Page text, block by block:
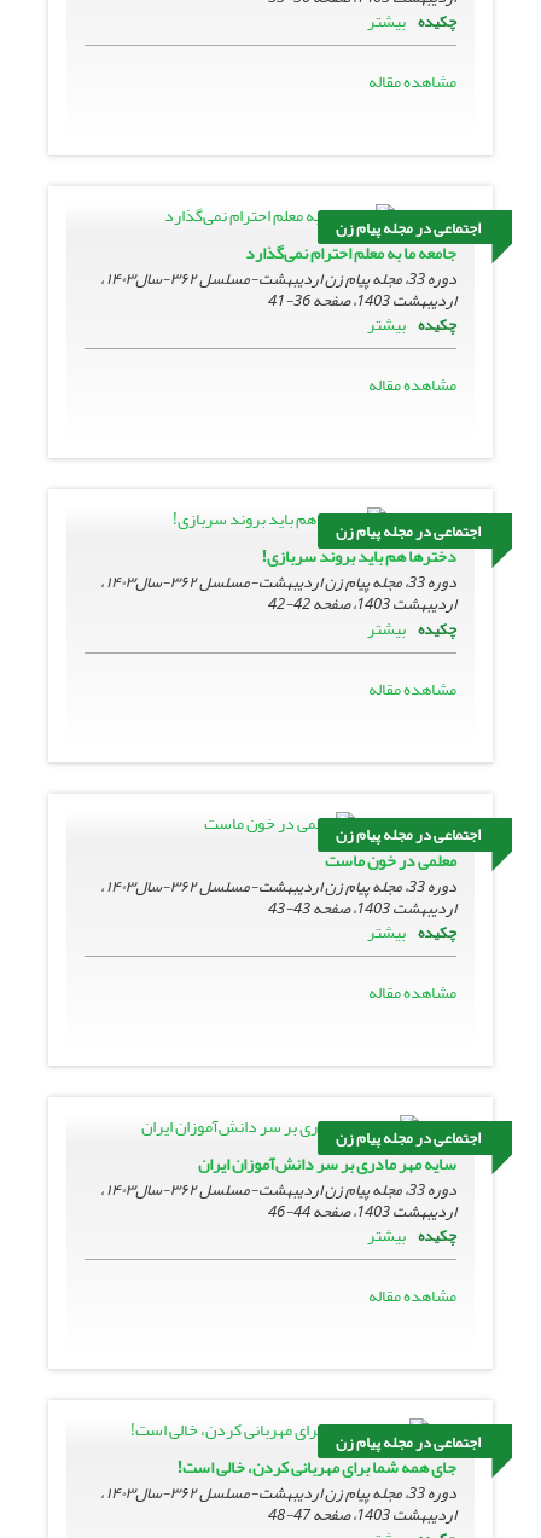
چکیده بیشتر
مشاهده مقاله
اجتماعی در مجله پیام زن
جامعه ما به معلم احترام نمی‌گذارد
دوره 33، مجله پیام زن اردیبهشت-مسلسل ۳۶۲-سال۱۴۰۳ ،
اردیبهشت 1403، صفحه
36-41
چکیده بیشتر
مشاهده مقاله
اجتماعی در مجله پیام زن
دخترها هم باید بروند سربازی!
دوره 33، مجله پیام زن اردیبهشت-مسلسل ۳۶۲-سال۱۴۰۳ ،
اردیبهشت 1403، صفحه
42-42
چکیده بیشتر
مشاهده مقاله
اجتماعی در مجله پیام زن
معلمی در خون ماست
دوره 33، مجله پیام زن اردیبهشت-مسلسل ۳۶۲-سال۱۴۰۳ ،
اردیبهشت 1403، صفحه
43-43
چکیده بیشتر
مشاهده مقاله
اجتماعی در مجله پیام زن
سایه مهر مادری بر سر دانش‌آموزان ایران
دوره 33، مجله پیام زن اردیبهشت-مسلسل ۳۶۲-سال۱۴۰۳ ،
اردیبهشت 1403، صفحه
44-46
چکیده بیشتر
مشاهده مقاله
اجتماعی در مجله پیام زن
جای همه شما برای مهربانی کردن، خالی است!
دوره 33، مجله پیام زن اردیبهشت-مسلسل ۳۶۲-سال۱۴۰۳ ،
اردیبهشت 1403، صفحه
47-48